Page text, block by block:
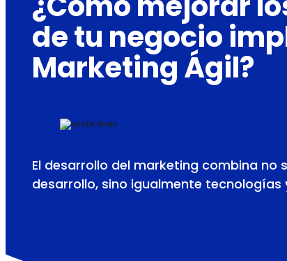
de tu negocio
Marketing Ágil?
El desarrollo del marketing combina no
desarrollo, sino igualmente tecnologías